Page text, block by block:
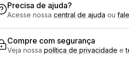
Precisa de ajuda?
Acesse nossa central de ajuda ou
Compre com segurança
Veja nossa política de privacidade e